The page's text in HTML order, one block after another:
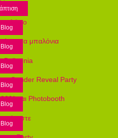
Blog
Blog
Blog
Blog
Blog
Blog